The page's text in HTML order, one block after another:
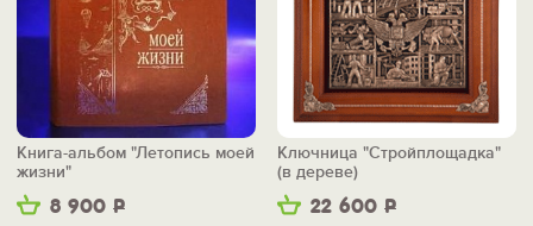
8 900 Р
Книга-альбом "Летопись моей
жизни"
22 600 Р
Ключница "Стройплощадка"
(в дереве)